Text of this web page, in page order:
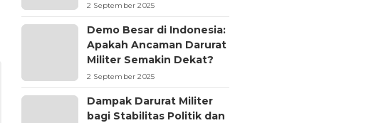
2 September 2025
Demo Besar di Indonesia:
Apakah Ancaman Darurat
Militer Semakin Dekat?
2 September 2025
Dampak Darurat Militer
bagi Stabilitas Politik dan